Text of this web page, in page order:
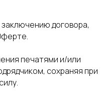
договора,
печатями и/или
сохраняя при